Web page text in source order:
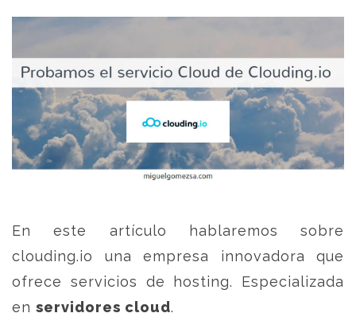
En este artículo hablaremos sobre
clouding.io una empresa innovadora que
ofrece servicios de hosting. Especializada
en servidores cloud.